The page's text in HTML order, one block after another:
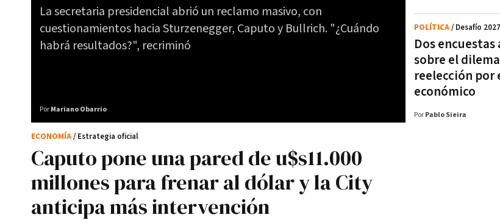
La secretaria presidencial abrió un reclamo masivo, con
cuestionamientos hacia Sturzenegger, Caputo y Bullrich. "¿Cuándo
habrá resultados?", recriminó
Por Mariano Obarrio
Caputo pone una pared de u$s11.000
millones para frenar al dólar y la City
anticipa más intervención
ECONOMÍA/ Estrategia oficial
Dos
sobre el
reelección por
económico
POLÍTICA/ Desafío 2027
Por Pablo Sieira